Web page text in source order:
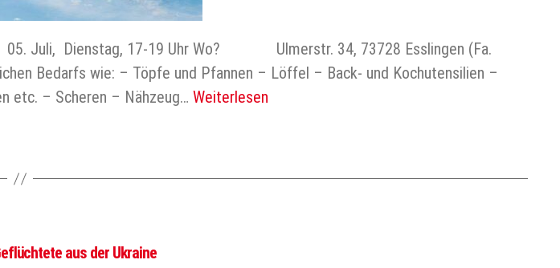
Dienstag, 17-19 Uhr Wo? Ulmerstr. 34, 73728 Esslingen (Fa.
Bedarfs wie: – Töpfe und Pfannen – Löffel – Back- und Kochutensilien –
etc. – Scheren – Nähzeug… Weiterlesen
aus der Ukraine